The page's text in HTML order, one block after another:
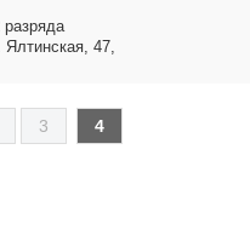
47,
3 4